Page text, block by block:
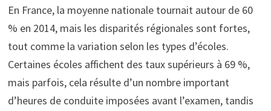
En France, la moyenne nationale tournait autour de 60
% en 2014, mais les disparités régionales sont fortes,
tout comme la variation selon les types d’écoles.
Certaines écoles affichent des taux supérieurs à 69 %,
mais parfois, cela résulte d’un nombre important
d’heures de conduite imposées avant l’examen, tandis